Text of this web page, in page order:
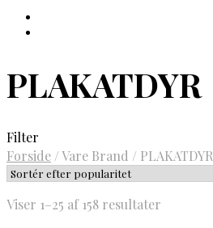
PLAKATDYR
Filter
Forside /Vare Brand / PLAKATDYR
Viser 1–25 af 158 resultater